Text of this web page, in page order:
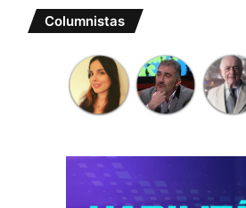
Columnistas